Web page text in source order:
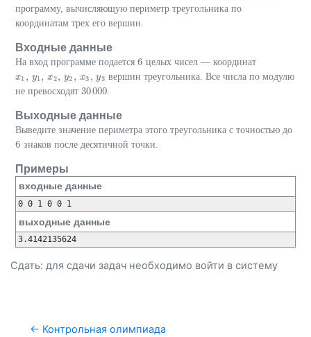
программу, вычисляющую периметр треугольника по
координатам трех его вершин.
Входные данные
На вход программе подается 6
6 целых чисел — координат
x1 , y1, x2, y2 , x3 , y3
x1 , y1, x 2,y2 ,x3, y3
вершин треугольника. Все числа по модулю
не превосходят 30000
30000.
Выходные данные
Выведите значение периметра этого треугольника с точностью до
6
6 знаков после десятичной точки.
Примеры
входные данные
выходные данные
Сдать: для сдачи задач необходимо войти в систему
← Контрольная олимпиада